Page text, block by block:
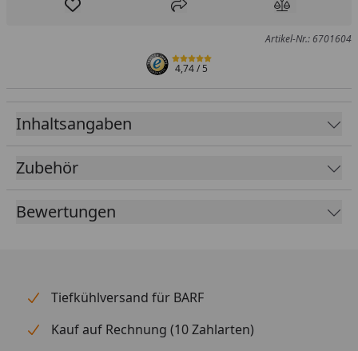
Produkt zur Wunschliste hinzufügen
Teilen Produkt
Artikel-Nr.: 6701604
4,74/ 5
Inhaltsangaben
Zubehör
Bewertungen
Tiefkühlversand für BARF
Kauf auf Rechnung (10 Zahlarten)